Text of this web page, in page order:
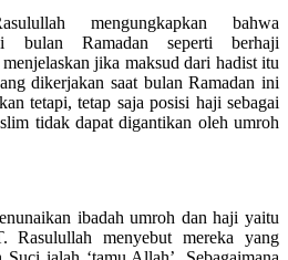
mengungkapkan bahwa
bulan Ramadan seperti berhaji
jika maksud dari hadist itu
dikerjakan saat bulan Ramadan ini
tetapi, tetap saja posisi haji sebagai
tidak dapat digantikan oleh umroh
ibadah umroh dan haji yaitu
Rasulullah menyebut mereka yang